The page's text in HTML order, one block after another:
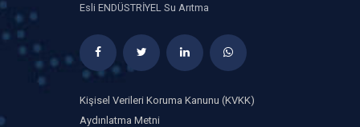
Esli ENDÜSTRİYEL Su Arıtma
Kişisel Verileri Koruma Kanunu (KVKK)
Aydınlatma Metni